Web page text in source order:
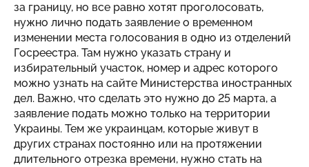
за границу, но все равно хотят проголосовать,
нужно лично подать заявление о временном
изменении места голосования в одно из отделений
Госреестра. Там нужно указать страну и
избирательный участок, номер и адрес которого
можно узнать на сайте Министерства иностранных
дел. Важно, что сделать это нужно до 25 марта, а
заявление подать можно только на территории
Украины. Тем же украинцам, которые живут в
других странах постоянно или на протяжении
длительного отрезка времени, нужно стать на